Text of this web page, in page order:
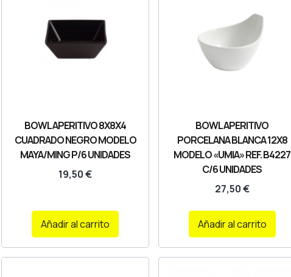
BOWL APERITIVO 8X8X4
CUADRADO NEGRO MODELO
MAYA/MING P/6 UNIDADES
19,50€
Añadir al carrito
BOWL APERITIVO
PORCELANA BLANCA 12X8
MODELO «UMIA» REF. B4227
C/6 UNIDADES
27,50€
Añadir al carrito